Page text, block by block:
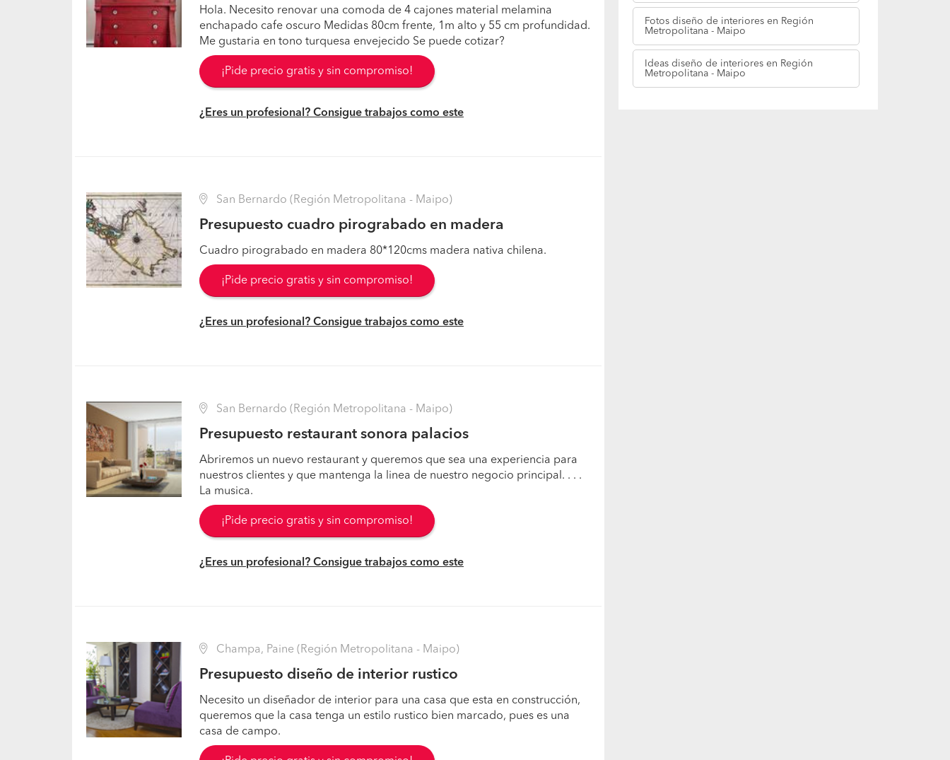
Hola. Necesito renovar una comoda de 4 cajones material melamina
enchapado cafe oscuro Medidas 80cm frente, 1m alto y 55 cm profundidad.
Me gustaria en tono turquesa envejecido Se puede cotizar?
¡Pide precio gratis y sin compromiso!
¿Eres un profesional? Consigue trabajos como este
San Bernardo (Región Metropolitana - Maipo)
Presupuesto cuadro pirograbado en madera
Cuadro pirograbado en madera 80*120cms madera nativa chilena.
¡Pide precio gratis y sin compromiso!
¿Eres un profesional? Consigue trabajos como este
San Bernardo (Región Metropolitana - Maipo)
Presupuesto restaurant sonora palacios
Abriremos un nuevo restaurant y queremos que sea una experiencia para
nuestros clientes y que mantenga la linea de nuestro negocio principal. . . .
La musica.
¡Pide precio gratis y sin compromiso!
¿Eres un profesional? Consigue trabajos como este
Champa, Paine (Región Metropolitana - Maipo)
Presupuesto diseño de interior rustico
Necesito un diseñador de interior para una casa que esta en construcción,
queremos que la casa tenga un estilo rustico bien marcado, pues es una
casa de campo.
Fotos diseño de interiores en Región
Metropolitana - Maipo
Ideas diseño de interiores en Región
Metropolitana - Maipo